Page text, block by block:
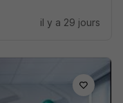
il y a 29 jours